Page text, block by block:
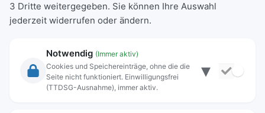
3 Dritte weitergegeben. Sie können Ihre Auswahl
jederzeit widerrufen oder ändern.
Notwendig (Immer aktiv)
Cookies und Speichereinträge, ohne die die
Seite nicht funktioniert. Einwilligungsfrei
(TTDSG-Ausnahme), immer aktiv.
▾